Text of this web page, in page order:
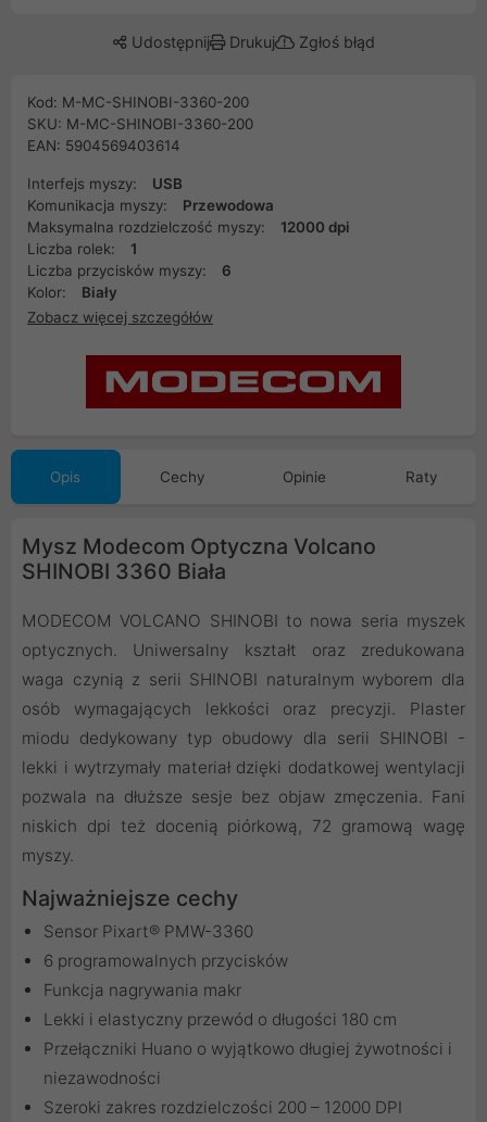
Udostępnij Drukuj Zgłoś błąd
Kod: M-MC-SHINOBI-3360-200
SKU: M-MC-SHINOBI-3360-200
EAN: 5904569403614
Interfejs myszy:
USB
Komunikacja myszy:
Przewodowa
Maksymalna rozdzielczość myszy:
12000 dpi
Liczba rolek:
1
Liczba przycisków myszy:
6
Kolor:
Biały
Zobacz więcej szczegółów
Opis Cechy Opinie Raty
Mysz Modecom Optyczna Volcano
SHINOBI 3360 Biała
MODECOM VOLCANO SHINOBI to nowa seria myszek
optycznych. Uniwersalny kształt oraz zredukowana
waga czynią z serii SHINOBI naturalnym wyborem dla
osób wymagających lekkości oraz precyzji. Plaster
miodu dedykowany typ obudowy dla serii SHINOBI -
lekki i wytrzymały materiał dzięki dodatkowej wentylacji
pozwala na dłuższe sesje bez objaw zmęczenia. Fani
niskich dpi też docenią piórkową, 72 gramową wagę
myszy.
Najważniejsze cechy
Sensor Pixart® PMW-3360
6 programowalnych przycisków
Funkcja nagrywania makr
Lekki i elastyczny przewód o długości 180 cm
Przełączniki Huano o wyjątkowo długiej żywotności i
niezawodności
Szeroki zakres rozdzielczości 200 – 12000 DPI